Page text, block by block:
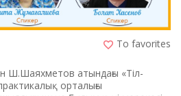
To favorites
Ш.Шаяхметов атындағы «Тіл-
орталығы